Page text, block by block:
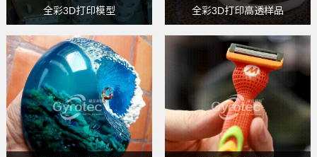
全彩3D打印模型 全彩3D打印高透样品